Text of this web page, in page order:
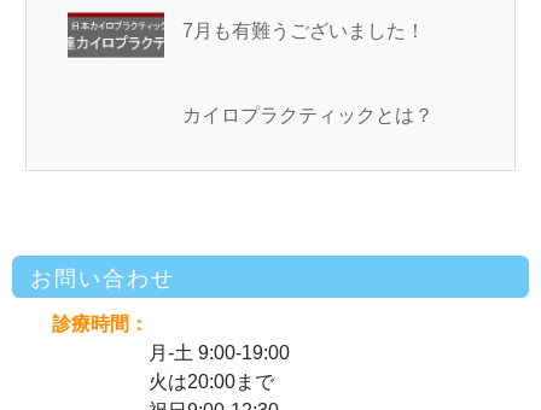
7月も有難うございました！
カイロプラクティックとは？
お問い合わせ
診療時間：
月-土 9:00-19:00
火は20:00まで